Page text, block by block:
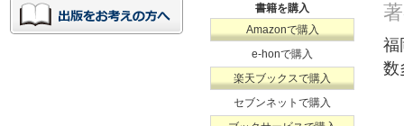
書籍を購入
Amazonで購入
e-honで購入
楽天ブックスで購入
セブンネットで購入
福
数